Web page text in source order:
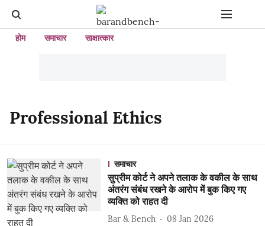
होम समाचार साक्षात्कार
Professional Ethics
समाचार
सुप्रीम कोर्ट ने अपने तलाक के वकील के साथ
अंतरंग संबंध रखने के आरोप में बुक किए गए
व्यक्ति को राहत दी
Bar & Bench
08 Jan 2026